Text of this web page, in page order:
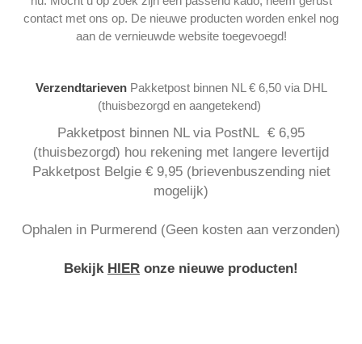
contact met ons op. De nieuwe producten worden enkel nog
aan de vernieuwde website toegevoegd!
Verzendtarieven Pakketpost binnen NL € 6,50 via DHL
(thuisbezorgd en aangetekend)
Pakketpost binnen NL via PostNL € 6,95
(thuisbezorgd) hou rekening met langere levertijd
Pakketpost Belgie € 9,95 (brievenbuszending niet
mogelijk)
Ophalen in Purmerend (Geen kosten aan verzonden)
Bekijk HIER onze nieuwe producten!